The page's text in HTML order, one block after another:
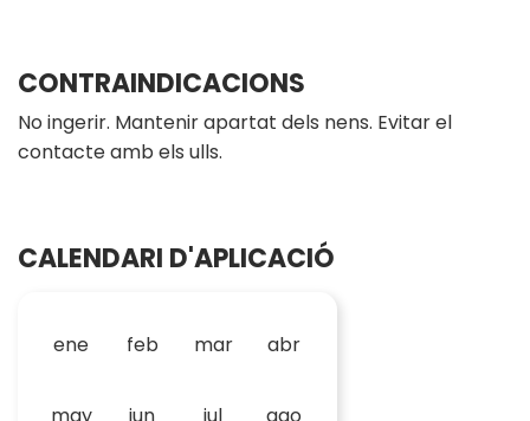
CONTRAINDICACIONS
No ingerir. Mantenir apartat dels nens. Evitar el
contacte amb els ulls.
CALENDARI D'APLICACIÓ
ene feb mar abr